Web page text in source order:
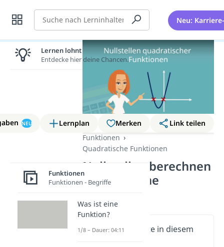
Suche Neu:
NEU Lernplan Merken
Link teilen
Funktionen
Quadratische Funktionen
Nullstellen berechnen
quadratische
Wichtige Inhalte in diesem
Lernen lohnt sich!
Entdecke hier deine Chancen.
Funktionen
Funktionen - Begriffe
Was ist eine
Funktion?
1/8 – Dauer: 04:11